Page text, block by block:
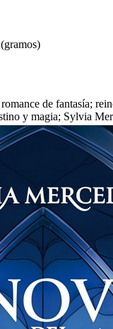
de fantasía;
y magia; Sylvia